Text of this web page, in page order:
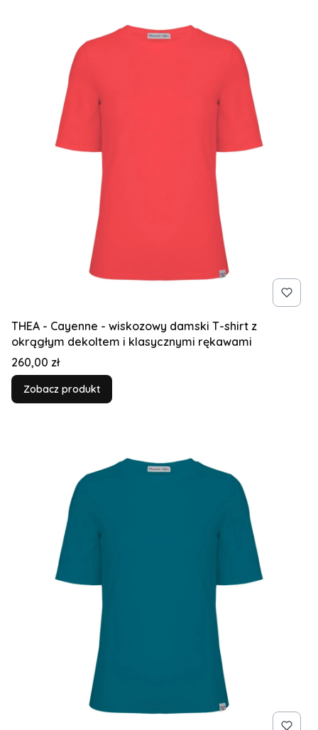
THEA - Cayenne - wiskozowy damski T-shirt z
okrągłym dekoltem i klasycznymi rękawami
Cena
260,00 zł
Zobacz produkt